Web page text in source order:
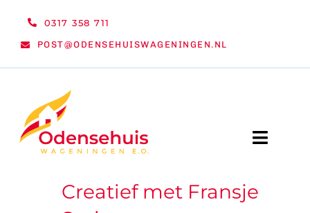
0317 358 711
POST@ODENSEHUISWAGENINGEN.NL
Toggle
WELKOMCreatief met Fransje